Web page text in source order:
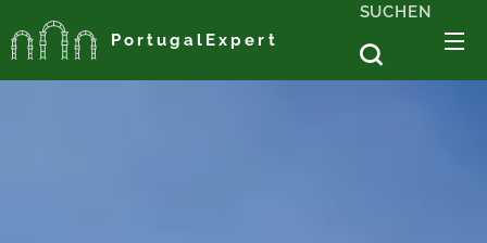
PortugalExpert
SUCHEN